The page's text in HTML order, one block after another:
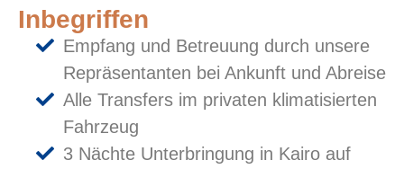
Inbegriffen
Empfang und Betreuung durch unsere
Repräsentanten bei Ankunft und Abreise
Alle Transfers im privaten klimatisierten
Fahrzeug
3 Nächte Unterbringung in Kairo auf